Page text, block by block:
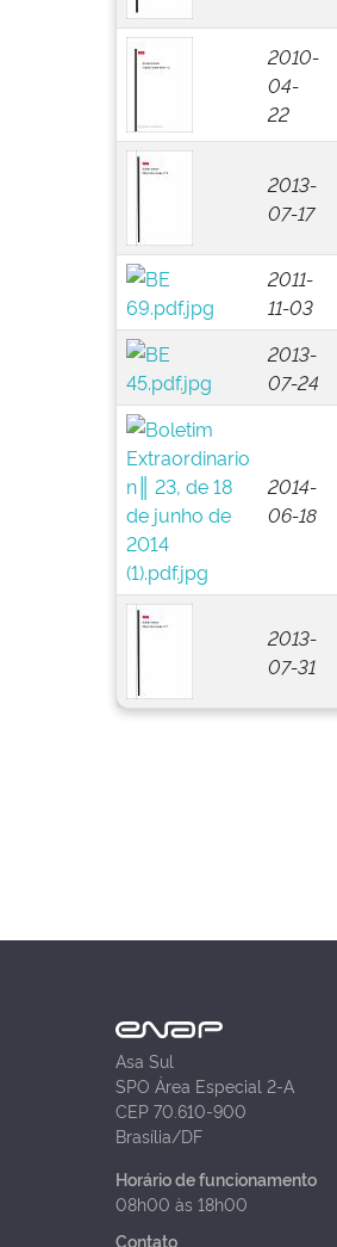
2010-
04-
22
2013-
07-17
2011-
11-03
2013-
07-24
2014-
06-18
2013-
07-31
Asa Sul
SPO Área Especial 2-A
CEP 70.610-900
Brasília/DF
Horário de funcionamento
08h00 às 18h00
Contato